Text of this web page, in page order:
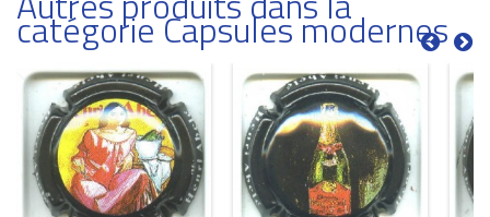
catégorie Capsules modernes